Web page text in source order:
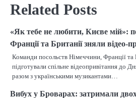
Related Posts
«Як тебе не любити, Києве мій»:
Франції та Британії зняли відео-
Команди посольств Німеччини, Франції та
підготували спільне відеопривітання до
разом з українськими музикантами…
Вибух у Броварах: затримали